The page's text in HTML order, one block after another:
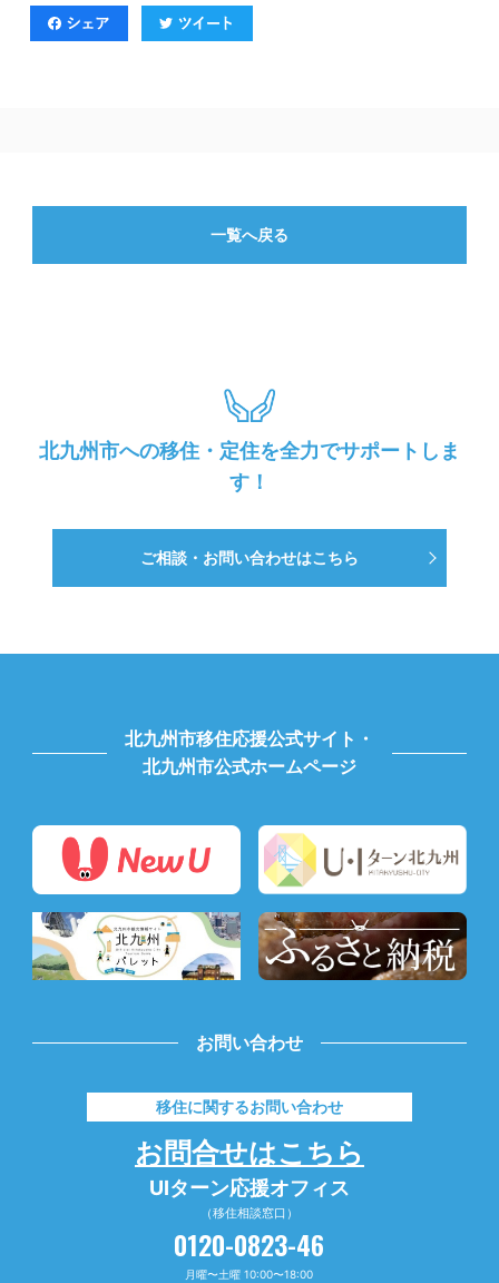
一覧へ戻る
北九州市への移住・定住を全力でサポートしま
す！
ご相談・お問い合わせはこちら
北九州市移住応援公式サイト・
北九州市公式ホームページ
お問い合わせ
移住に関するお問い合わせ
お問合せはこちら
UIターン応援オフィス
（移住相談窓口）
0120-0823-46
月曜〜土曜 10:00〜18:00